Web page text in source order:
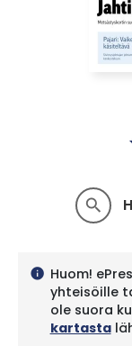
search
info Huom!
yhteisöille
ole suora
kartasta